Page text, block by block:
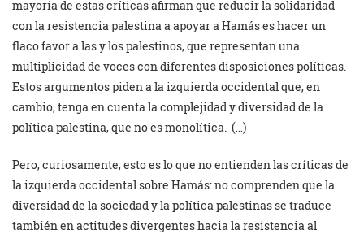
mayoría de estas críticas afirman que reducir la solidaridad
con la resistencia palestina a apoyar a Hamás es hacer un
flaco favor a las y los palestinos, que representan una
multiplicidad de voces con diferentes disposiciones políticas.
Estos argumentos piden a la izquierda occidental que, en
cambio, tenga en cuenta la complejidad y diversidad de la
política palestina, que no es monolítica. (…)
Pero, curiosamente, esto es lo que no entienden las críticas de
la izquierda occidental sobre Hamás: no comprenden que la
diversidad de la sociedad y la política palestinas se traduce
también en actitudes divergentes hacia la resistencia al